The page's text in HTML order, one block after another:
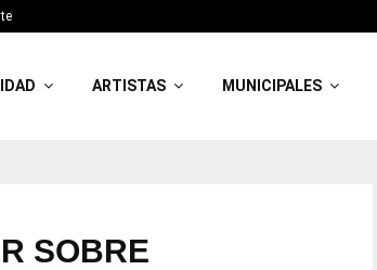
ARTISTAS MUNICIPALES
SOBRE